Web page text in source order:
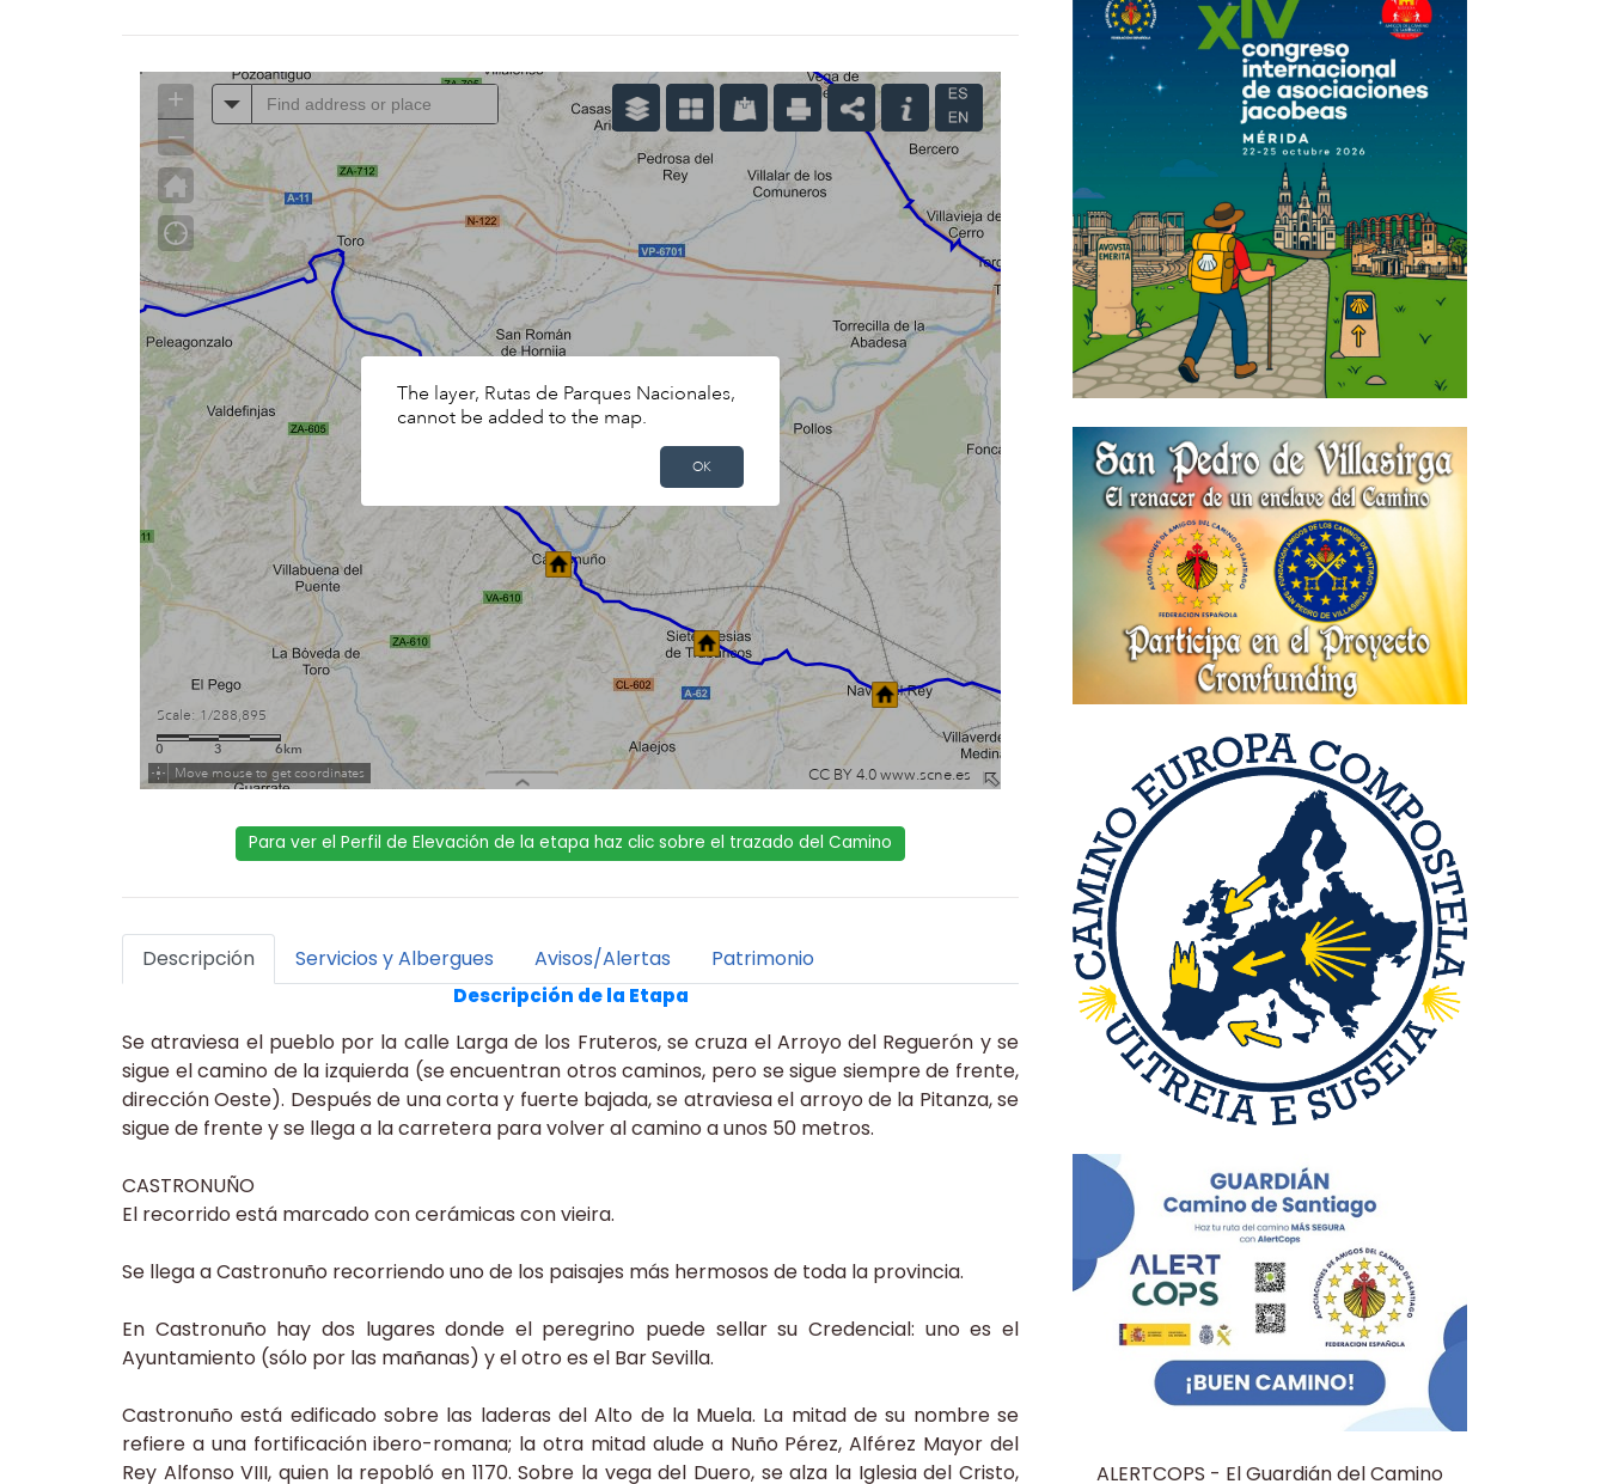
Para ver el Perfil de Elevación de la etapa haz clic sobre el trazado del Camino
Descripción Servicios y Albergues Avisos/Alertas Patrimonio
Descripción de la Etapa
Se atraviesa el pueblo por la calle Larga de los Fruteros, se cruza el Arroyo del Reguerón y se
sigue el camino de la izquierda (se encuentran otros caminos, pero se sigue siempre de frente,
dirección Oeste). Después de una corta y fuerte bajada, se atraviesa el arroyo de la Pitanza, se
sigue de frente y se llega a la carretera para volver al camino a unos 50 metros.
CASTRONUÑO
El recorrido está marcado con cerámicas con vieira.
Se llega a Castronuño recorriendo uno de los paisajes más hermosos de toda la provincia.
En Castronuño hay dos lugares donde el peregrino puede sellar su Credencial: uno es el
Ayuntamiento (sólo por las mañanas) y el otro es el Bar Sevilla.
Castronuño está edificado sobre las laderas del Alto de la Muela. La mitad de su nombre se
refiere a una fortificación ibero-romana; la otra mitad alude a Nuño Pérez, Alférez Mayor del
Rey Alfonso VIII, quien la repobló en 1170. Sobre la vega del Duero, se alza la Iglesia del Cristo,
ALERTCOPS - El Guardián del Camino